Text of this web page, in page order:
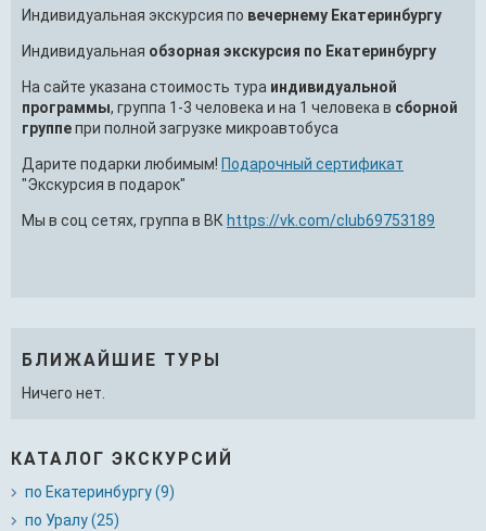
Индивидуальная экскурсия по вечернему Екатеринбургу
Индивидуальная обзорная экскурсия по Екатеринбургу
На сайте указана стоимость тура индивидуальной
программы, группа 1-3 человека и на 1 человека в сборной
группепри полной загрузке микроавтобуса
Дарите подарки любимым! Подарочный сертификат
"Экскурсия в подарок"
Мы в соц сетях, группа в ВК https://vk.com/club69753189
БЛИЖАЙШИЕ ТУРЫ
Ничего нет.
КАТАЛОГ ЭКСКУРСИЙ
по Екатеринбургу (9)
по Уралу (25)